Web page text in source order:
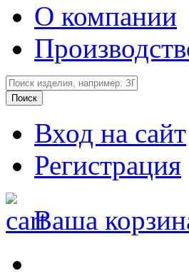
О компании
Вход на сайт
Регистрация
Ваша